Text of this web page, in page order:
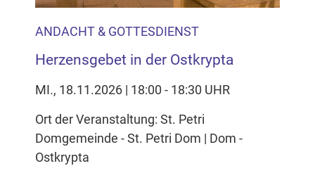
ANDACHT & GOTTESDIENST
Herzensgebet in der Ostkrypta
MI., 18.11.2026 | 18:00 - 18:30 UHR
Ort der Veranstaltung: St. Petri
Domgemeinde - St. Petri Dom | Dom -
Ostkrypta